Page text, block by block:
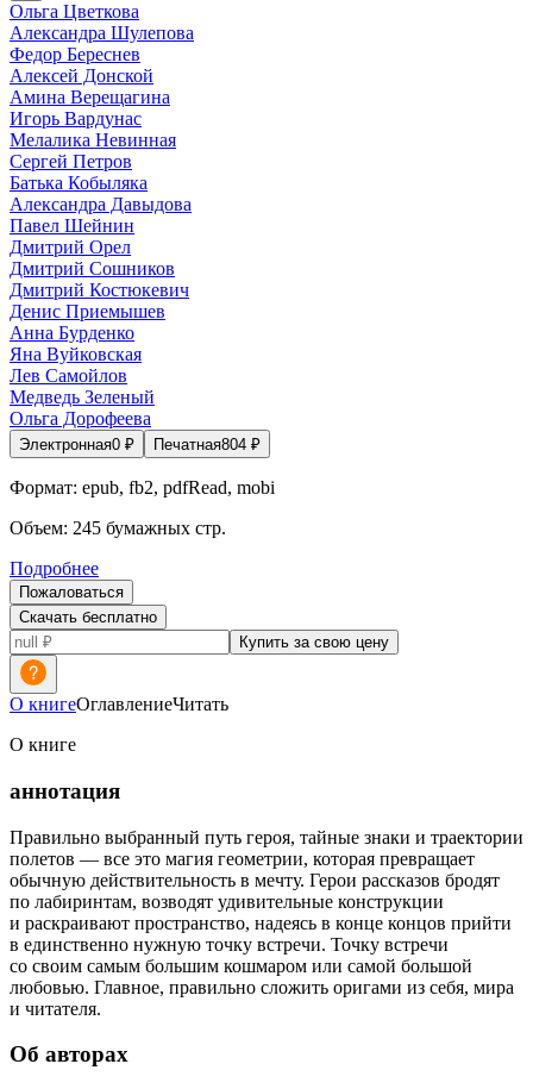
Ольга Цветкова
Александра Шулепова
Федор Береснев
Алексей Донской
Амина Верещагина
Игорь Вардунас
Мелалика Невинная
Сергей Петров
Батька Кобыляка
Александра Давыдова
Павел Шейнин
Дмитрий Орел
Дмитрий Сошников
Дмитрий Костюкевич
Денис Приемышев
Анна Бурденко
Яна Вуйковская
Лев Самойлов
Медведь Зеленый
Ольга Дорофеева
Электронная0 ₽ Печатная804 ₽
Формат: epub, fb2, pdfRead, mobi
Объем: 245 бумажных стр.
Подробнее
Пожаловаться
Скачать бесплатно
Купить за свою цену
О книгеОглавлениеЧитать
О книге
аннотация
Правильно выбранный путь героя, тайные знаки и траектории
полетов — все это магия геометрии, которая превращает
обычную действительность в мечту. Герои рассказов бродят
по лабиринтам, возводят удивительные конструкции
и раскраивают пространство, надеясь в конце концов прийти
в единственно нужную точку встречи. Точку встречи
со своим самым большим кошмаром или самой большой
любовью. Главное, правильно сложить оригами из себя, мира
и читателя.
Об авторах